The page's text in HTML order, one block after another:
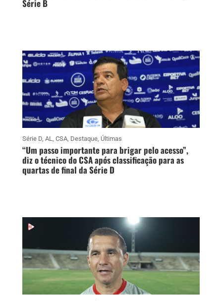
Série B
Série D, AL, CSA, Destaque, Últimas
“Um passo importante para brigar pelo acesso”,
diz o técnico do CSA após classificação para as
quartas de final da Série D